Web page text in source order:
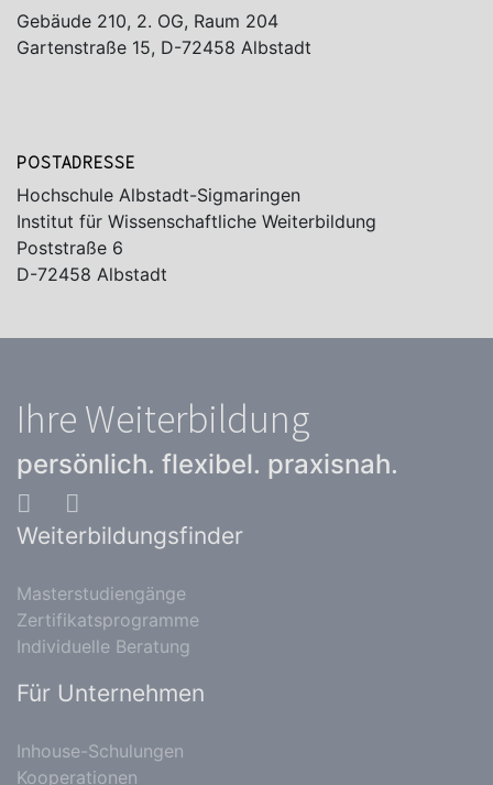
Gebäude 210, 2. OG, Raum 204
Gartenstraße 15, D-72458 Albstadt
POSTADRESSE
Hochschule Albstadt-Sigmaringen
Institut für Wissenschaftliche Weiterbildung
Poststraße 6
D-72458 Albstadt
Ihre Weiterbildung
persönlich. flexibel. praxisnah.
Weiterbildungsfinder
Masterstudiengänge
Zertifikatsprogramme
Individuelle Beratung
Für Unternehmen
Inhouse-Schulungen
Kooperationen